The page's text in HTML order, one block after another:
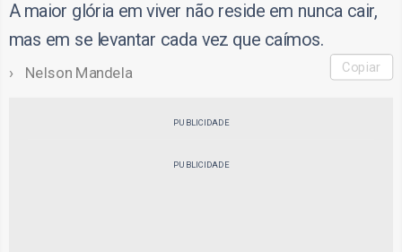
A maior glória em viver não reside em nunca cair,
mas em se levantar cada vez que caímos.
Nelson Mandela Copiar
PUBLICIDADE
PUBLICIDADE